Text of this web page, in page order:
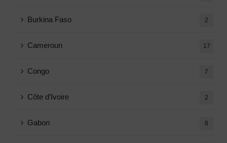
Burkina Faso 2
Cameroun 17
Congo 7
Côte d’Ivoire 2
Gabon 8